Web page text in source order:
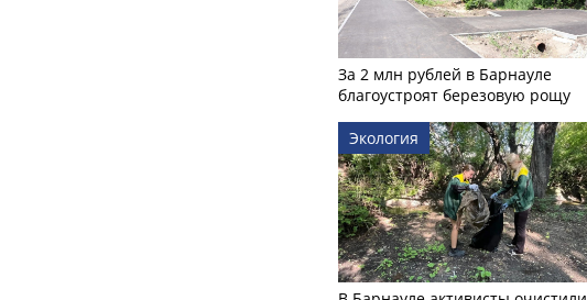
За 2 млн рублей в Барнауле
благоустроят березовую рощу
Экология